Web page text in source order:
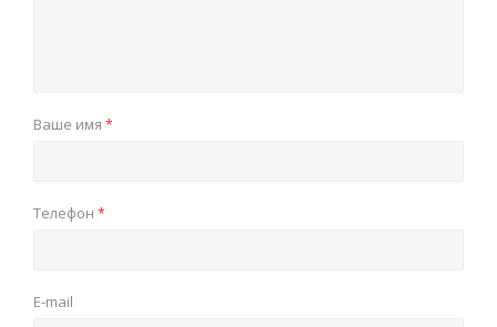
Ваше имя *
Телефон *
E-mail